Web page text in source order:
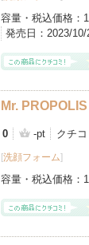
容量・税込価格：
発売日： 2023/
Mr.
0 -pt クチ
[洗顔フォーム]
容量・税込価格：